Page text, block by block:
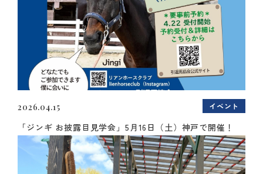
2026.04.15 イベント
「ジンギ お披露目見学会」5月16日（土）神戸で開催！